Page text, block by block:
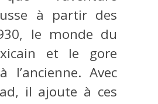
à partir des
le monde du
et le gore
l’ancienne. Avec
il ajoute à ces